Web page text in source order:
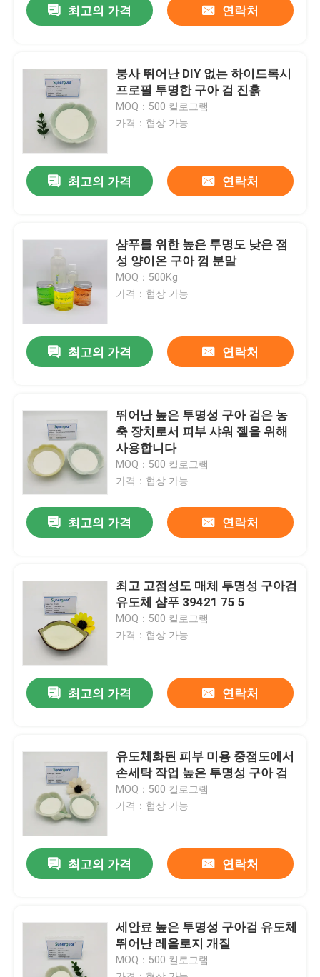
제품
비디오
우리 에 관한 것
품질 관리
저희와 연락
소식
사건
견적을 요청하십시오
최고의 가격 연락처
붕사 뛰어난 DIY 없는 하이드록시
프로필 투명한 구아 검 진흙
MOQ：500 킬로그램
가격：협상 가능
최고의 가격 연락처
샴푸를 위한 높은 투명도 낮은 점
성 양이온 구아 껌 분말
MOQ：500Kg
가격：협상 가능
최고의 가격 연락처
뛰어난 높은 투명성 구아 검은 농
축 장치로서 피부 샤워 젤을 위해
사용합니다
MOQ：500 킬로그램
가격：협상 가능
최고의 가격 연락처
최고 고점성도 매체 투명성 구아검
유도체 샴푸 39421 75 5
MOQ：500 킬로그램
가격：협상 가능
최고의 가격 연락처
유도체화된 피부 미용 중점도에서
손세탁 작업 높은 투명성 구아 검
MOQ：500 킬로그램
가격：협상 가능
최고의 가격 연락처
세안료 높은 투명성 구아검 유도체
뛰어난 레올로지 개질
MOQ：500 킬로그램